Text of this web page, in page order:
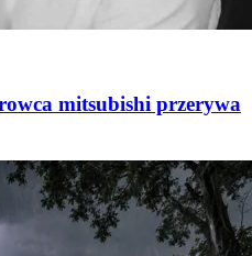
mitsubishi przerywa